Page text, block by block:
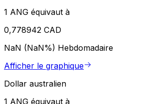
1 ANG équivaut à
0,778942 CAD
NaN (NaN%) Hebdomadaire
Afficher le graphique
Dollar australien
1 ANG équivaut à